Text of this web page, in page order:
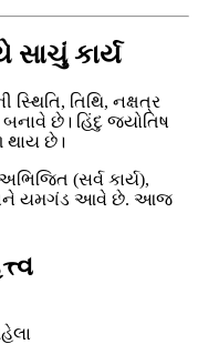
કાર્ય
તિથિ, નક્ષત્ર
છે। હિંદુ જ્યોતિષ
થાય છે।
(સર્વ કાર્ય),
અને યમગંડ આવે છે. આજ